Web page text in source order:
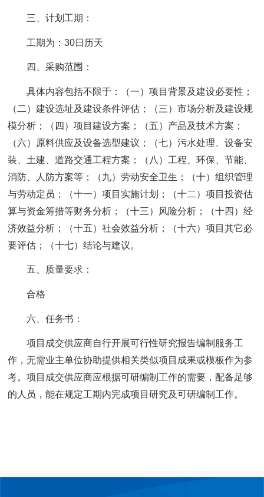
三、计划工期：
工期为：30日历天
四、采购范围：
具体内容包括不限于：（一）项目背景及建设必要性；
（二）建设选址及建设条件评估；（三）市场分析及建设规
模分析；（四）项目建设方案；（五）产品及技术方案；
（六）原料供应及设备选型建议；（七）污水处理、设备安
装、土建、道路交通工程方案；（八）工程、环保、节能、
消防、人防方案等；（九）劳动安全卫生；（十）组织管理
与劳动定员；（十一）项目实施计划；（十二）项目投资估
算与资金筹措等财务分析；（十三）风险分析；（十四）经
济效益分析；（十五）社会效益分析；（十六）项目其它必
要评估；（十七）结论与建议。
五、质量要求：
合格
六、任务书：
项目成交供应商自行开展可行性研究报告编制服务工
作，无需业主单位协助提供相关类似项目成果或模板作为参
考。项目成交供应商应根据可研编制工作的需要，配备足够
的人员，能在规定工期内完成项目研究及可研编制工作。